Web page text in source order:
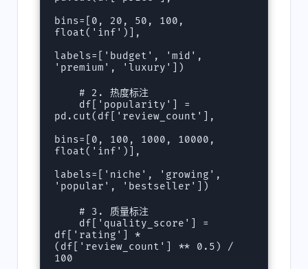
bins=[0, 20, 50, 100,
float('inf')],
labels=['budget', 'mid',
'premium', 'luxury'])
    # 2. 热度标注
pd.cut(df['review_count'],
bins=[0, 100, 1000, 10000,
float('inf')],
labels=['niche', 'growing',
'popular', 'bestseller'])
    # 3. 质量标注
df['rating'] *
(df['review_count'] ** 0.5) /
100